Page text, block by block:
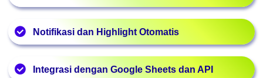
mudah dipahami. Anda dapat mengelompokkan data
berdasarkan kategori produk, wilayah, atau performa
tim sales.
Menggabungkan berbagai sumber data penjualan,
termasuk laporan dari marketplace, CRM, atau sistem
manajemen pesanan, dalam satu dashboard interaktif.
Notifikasi dan Highlight Otomatis
Menampilkan peringatan otomatis dan indikator
warna pada dashboard penjualan berdasarkan
Integrasi dengan Google Sheets dan API